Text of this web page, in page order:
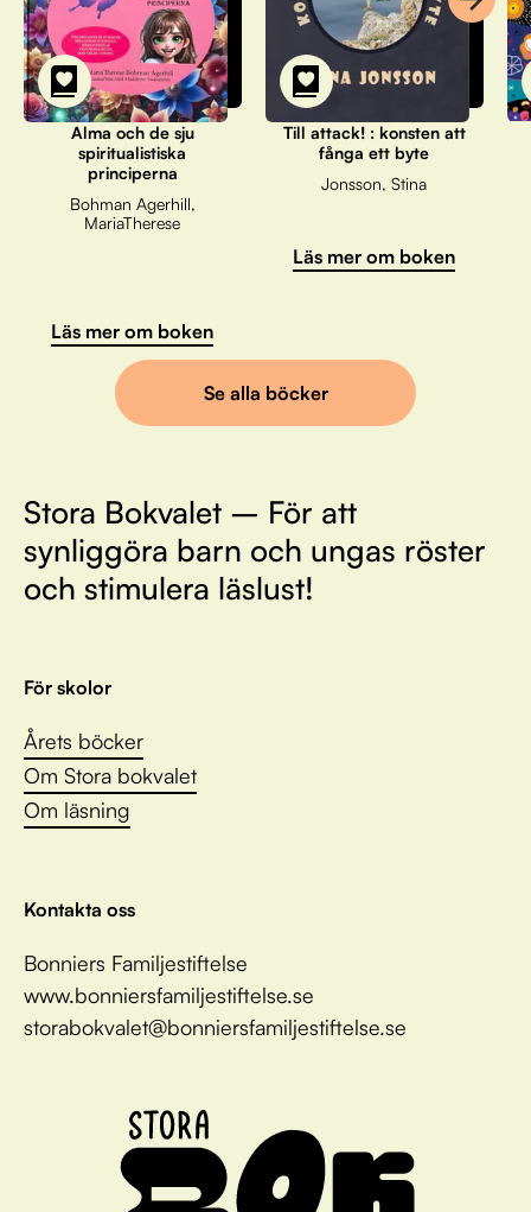
Alma och de sju
spiritualistiska
principerna
Bohman Agerhill,
MariaTherese
Läs mer om boken
Till attack! : konsten att
fånga ett byte
Jonsson, Stina
Läs mer om boken
Se alla böcker
Stora Bokvalet – För att
synliggöra barn och ungas röster
och stimulera läslust!
För skolor
Årets böcker
Om Stora bokvalet
Om läsning
Kontakta oss
Bonniers Familjestiftelse
www.bonniersfamiljestiftelse.se
storabokvalet@bonniersfamiljestiftelse.se